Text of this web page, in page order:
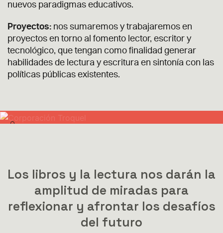
nuevos paradigmas educativos.
Proyectos: nos sumaremos y trabajaremos en
proyectos en torno al fomento lector, escritor y
tecnológico, que tengan como finalidad generar
habilidades de lectura y escritura en sintonía con las
políticas públicas existentes.
Los libros y la lectura nos darán la
amplitud de miradas para
reflexionar y afrontar los desafíos
del futuro